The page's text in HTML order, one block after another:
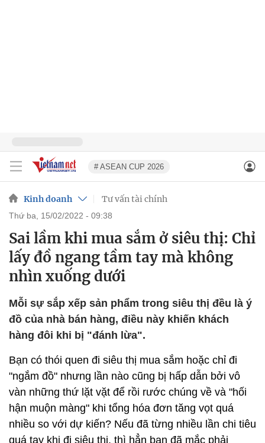
# ASEAN CUP 2026
Kinh doanh Tư vấn tài chính
thứ ba, 15/02/2022 - 09:38
Sai lầm khi mua sắm ở siêu thị: Chỉ
lấy đồ ngang tầm tay mà không
nhìn xuống dưới
Mỗi sự sắp xếp sản phẩm trong siêu thị đều là ý
đồ của nhà bán hàng, điều này khiến khách
hàng đôi khi bị "đánh lừa".
Bạn có thói quen đi siêu thị mua sắm hoặc chỉ đi
"ngắm đồ" nhưng lần nào cũng bị hấp dẫn bởi vô
vàn những thứ lặt vặt để rồi rước chúng về và "hối
hận muộn màng" khi tổng hóa đơn tăng vọt quá
nhiều so với dự kiến? Nếu đã từng nhiều lần chi tiêu
quá tay khi đi siêu thị, thì hẳn bạn đã mắc phải